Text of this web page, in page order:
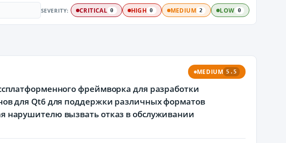
SEVERITY: CRITICAL 0 HIGH 0 MEDIUM 2 LOW 0
MEDIUM 5.5
фреймворка для разработки
для Qt6 для поддержки различных форматов
нарушителю вызвать отказ в обслуживании